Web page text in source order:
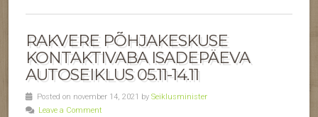
RAKVERE PÕHJAKESKUSE
KONTAKTIVABA ISADEPÄEVA
AUTOSEIKLUS 05.11-14.11
Posted on november 14, 2021 by Seiklusminister
Leave a Comment